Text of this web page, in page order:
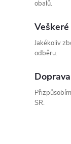
obalů.
Jakékoliv
odběru.
SR.